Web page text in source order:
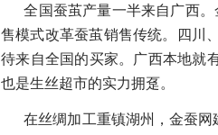
全国蚕茧产量一半来自广西
售模式改革蚕茧销售传统。四川
待来自全国的买家。广西本地就
也是生丝超市的实力拥趸。
在丝绸加工重镇湖州，金蚕